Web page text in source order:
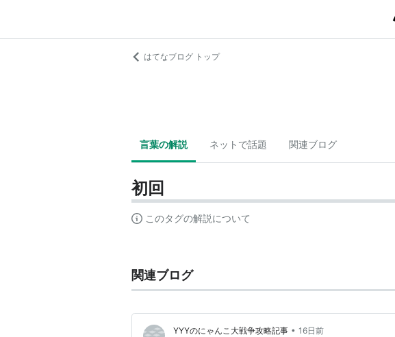
はてなブログ トップ
言葉の解説 ネットで話題 関連ブログ
初回
このタグの解説について
関連ブログ
YYYのにゃんこ大戦争攻略記事 • 16日前